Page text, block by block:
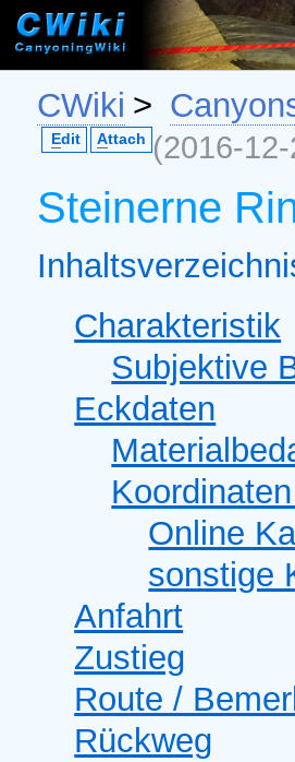
CWiki >
(2016-
Edit Attach
Steinerne
Charakteristik
Subjektive
Eckdaten
Online
sonstige
Anfahrt
Zustieg
Route /
Rückweg